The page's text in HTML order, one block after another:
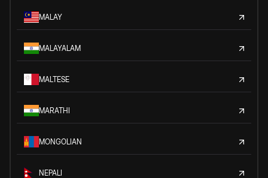
MALAY
MALAYALAM
MALTESE
MARATHI
MONGOLIAN
NEPALI